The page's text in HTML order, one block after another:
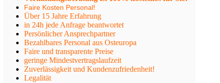
Faire Kosten Personal!
Über 15 Jahre Erfahrung
in 24h jede Anfrage beantwortet
Persönlicher Ansprechpartner
Bezahlbares Personal aus Osteuropa
Faire und transparente Preise
geringe Mindestvertragslaufzeit
Zuverlässigkeit und Kundenzufriedenheit!
Legalität